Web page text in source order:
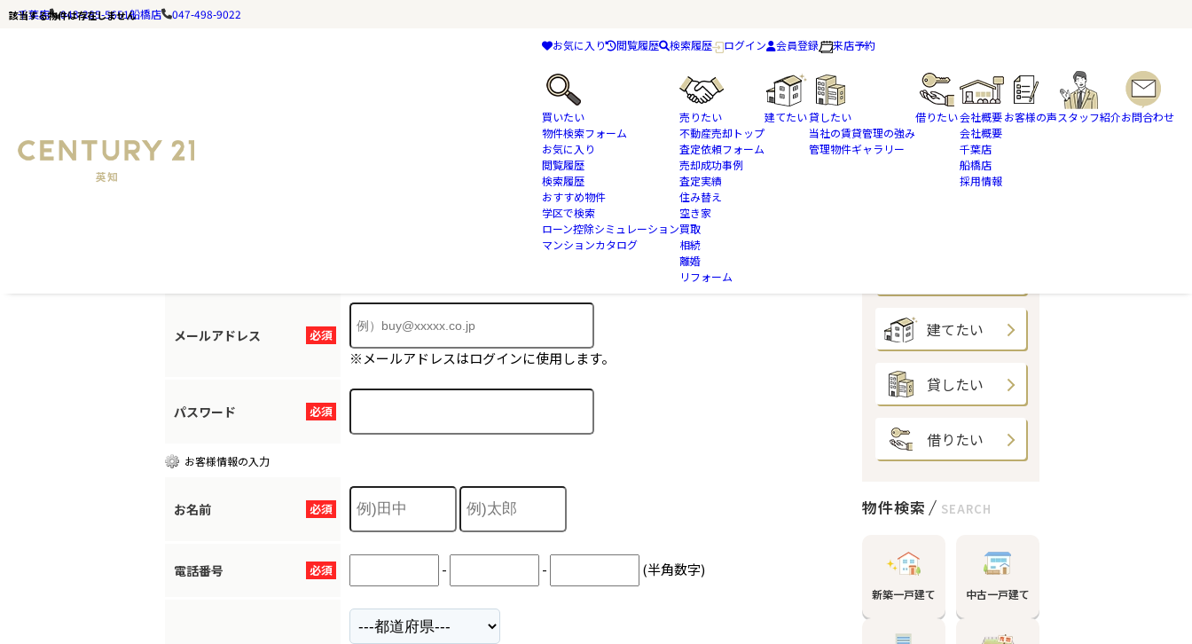
該当する物件は存在しません
千葉店 043-285-5651船橋店 047-498-9022
お気に入り 閲覧履歴 検索履歴 ログイン 会員登録 来店予約
買いたい
物件検索フォーム
お気に入り
閲覧履歴
検索履歴
おすすめ物件
学区で検索
ローン控除シミュレーション
マンションカタログ
売りたい
不動産売却トップ
査定依頼フォーム
売却成功事例
査定実績
住み替え
空き家
買取
相続
離婚
リフォーム
建てたい貸したい
当社の賃貸管理の強み
管理物件ギャラリー
借りたい会社概要
会社概要
千葉店
船橋店
採用情報
お客様の声スタッフ紹介お問合わせ
お探しの物件はご成約済みとなっております。
ホームページに掲載されていない物件も多数ございます。
お手数ですが、会員登録フォームよりお問合せ下さい。
必須
メールアドレス
※メールアドレスはログインに使用します。
必須
パスワード
お客様情報の入力
必須
お名前
必須
電話番号 - - (半角数字)
建てたい
貸したい
借りたい
物件検索 SEARCH
新築一戸建て 中古一戸建て